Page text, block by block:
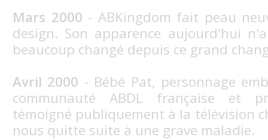
Mars 2000 - ABKingdom fait peau
design. Son apparence aujourd'hui
beaucoup changé depuis ce grand
Avril 2000 - Bébé Pat, personnage
communauté ABDL française et
témoigné publiquement à la télévision
nous quitte suite à une grave maladie.